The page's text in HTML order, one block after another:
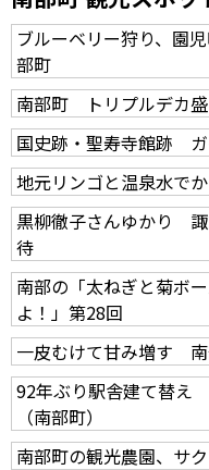
ブルーベリー狩り、園
部町
南部町 トリプルデカ
国史跡・聖寿寺館跡
地元リンゴと温泉水で
黒柳徹子さんゆかり
待
南部の「太ねぎと菊ボ
よ！」第28回
一皮むけて甘み増す 南
92年ぶり駅舎建て替え
（南部町）
南部町の観光農園、サ